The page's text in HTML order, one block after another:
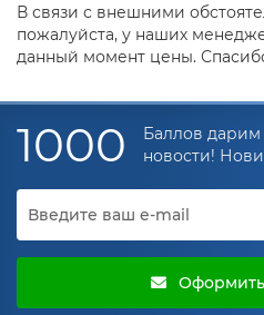
Рифлёные—
противоскользящий
для полов, трапов,
Марки стали и
Марка
аналог
304
08Х18Н10
В связи с внешними
пожалуйста, у наших
данный момент цены.
1000
Баллов дарим
новости!